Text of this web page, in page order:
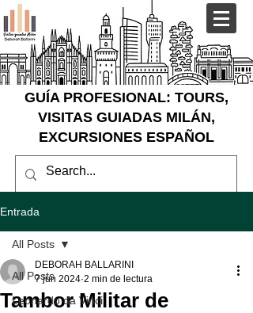
GUÍA PROFESIONAL: TOURS,
VISITAS GUIADAS MILÁN,
EXCURSIONES ESPAÑOL
Entrada
All Posts
Leonardo da Vinci
All Posts
Tambor Militar de
DEBORAH BALLARINI
7 jun 2024 2 min de lectura